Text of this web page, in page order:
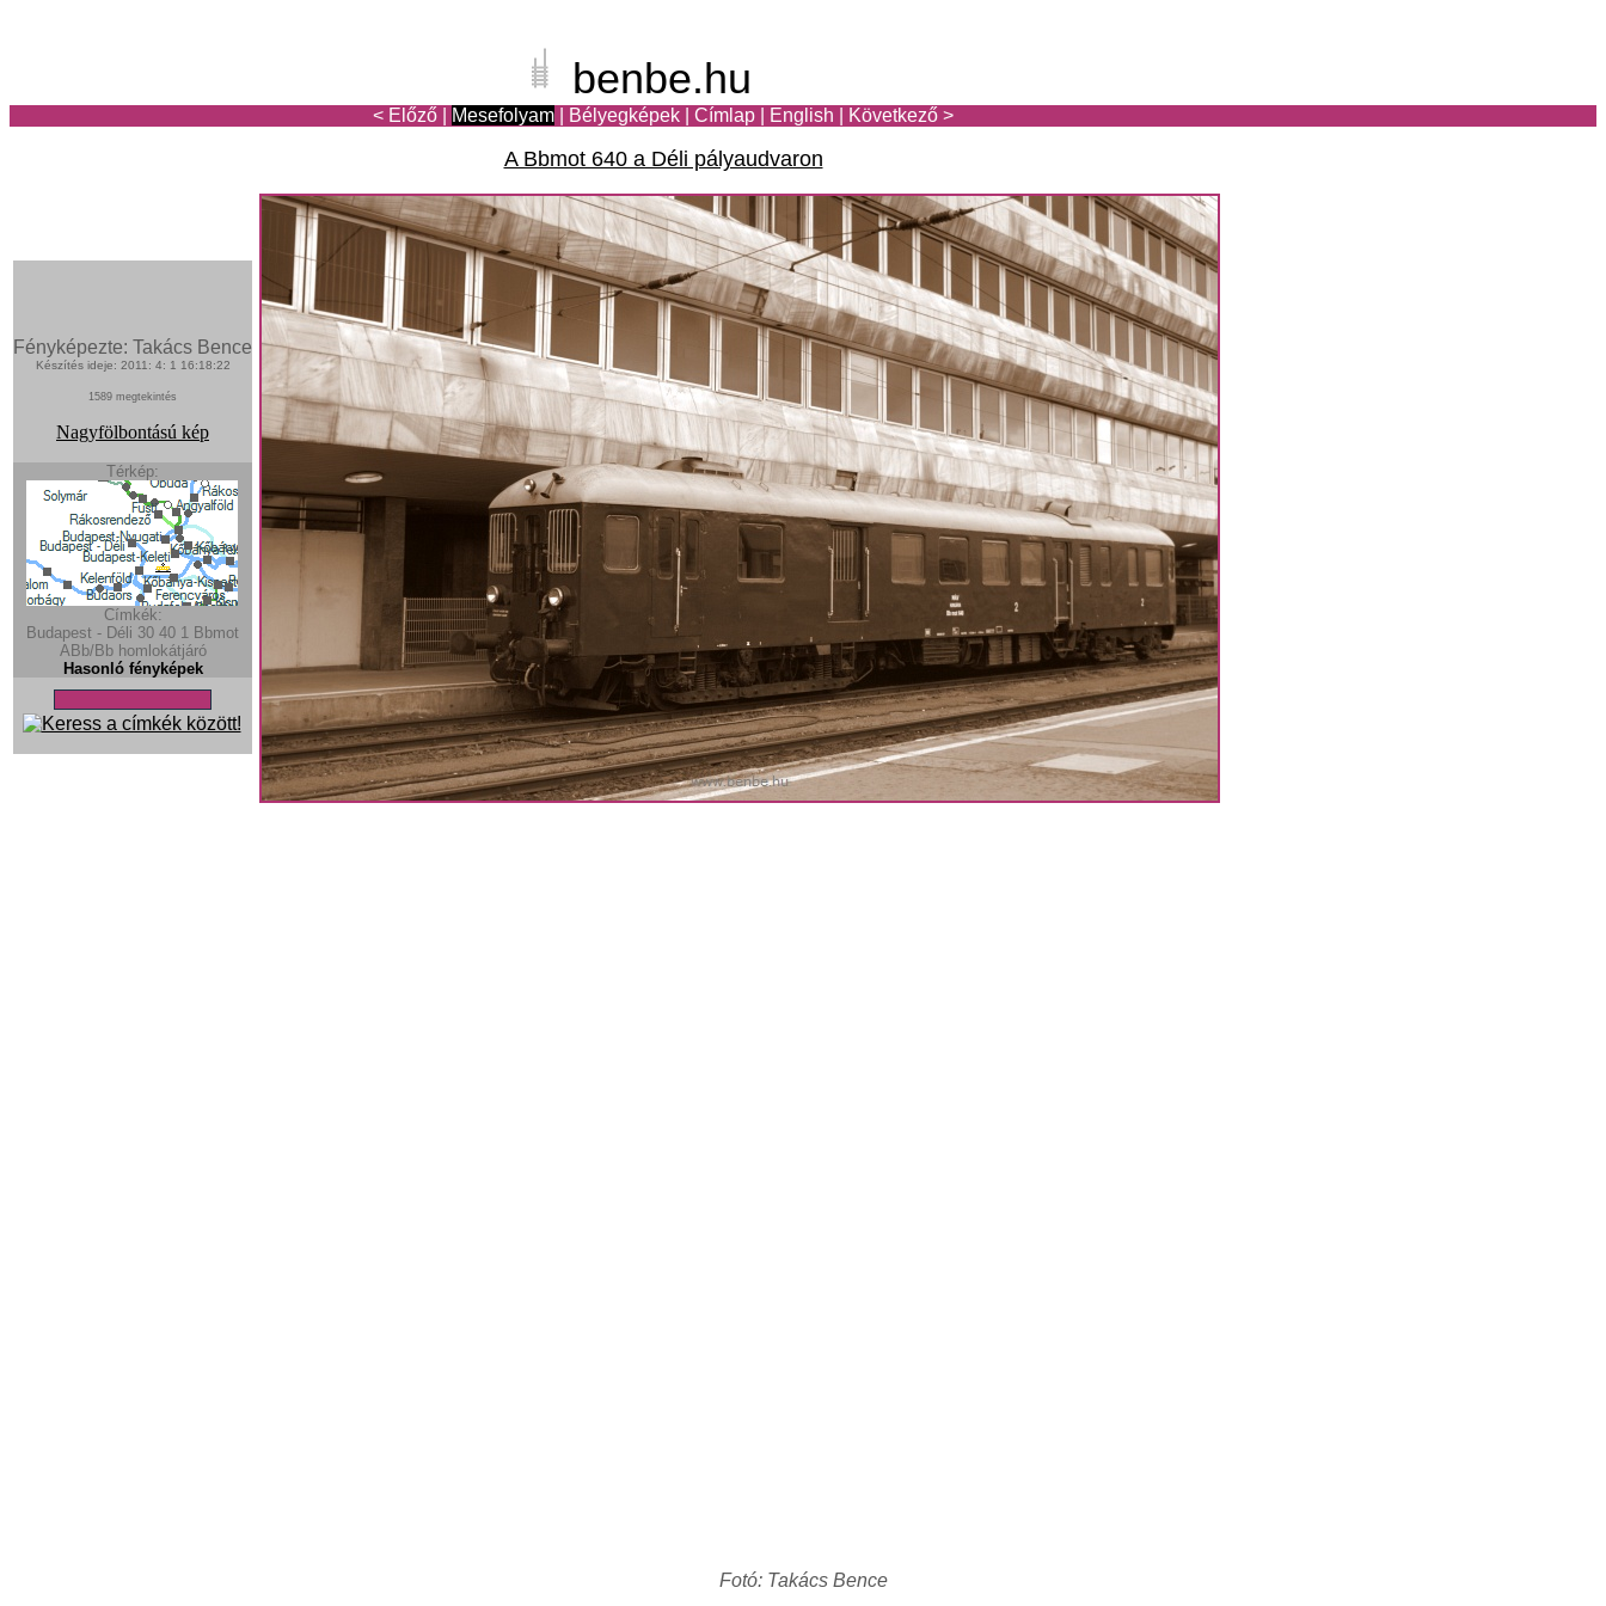
benbe.hu
< Előző Mesefolyam Bélyegképek Címlap English Következő >
A Bbmot 640 a Déli pályaudvaron
Fényképezte: Takács Bence
Készítés ideje: 2011: 4: 1 16:18:22
1589 megtekintés
Nagyfölbontású kép
Térkép:
Címkék:
Budapest - Déli 30 40 1 Bbmot
ABb/Bb homlokátjáró
Hasonló fényképek
Fotó: Takács Bence